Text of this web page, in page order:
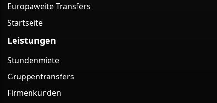
Europaweite Transfers
Startseite
Leistungen
Stundenmiete
Gruppentransfers
Firmenkunden